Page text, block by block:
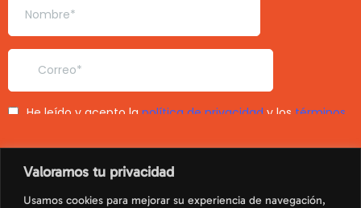
Valoramos tu privacidad
Usamos cookies para mejorar su experiencia de navegación,